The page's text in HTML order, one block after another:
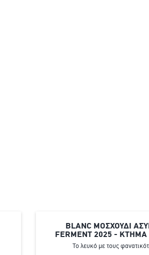
BLANC ΜΟΣΧΟΥΔΙ
FERMENT 2025 -
Το λευκό με τους